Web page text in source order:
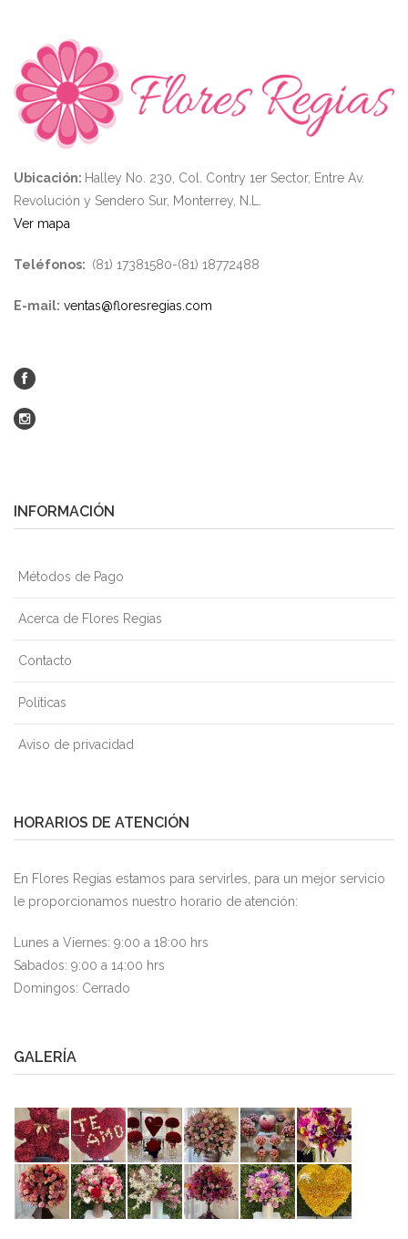
Ubicación: Halley No. 230, Col. Contry 1er Sector, Entre Av.
Revolución y Sendero Sur, Monterrey, N.L.
Ver mapa
Teléfonos: (81) 17381580-(81) 18772488
E-mail: ventas@floresregias.com
INFORMACIÓN
Métodos de Pago
Acerca de Flores Regias
Contacto
Políticas
Aviso de privacidad
HORARIOS DE ATENCIÓN
En Flores Regias estamos para servirles, para un mejor servicio
le proporcionamos nuestro horario de atención:
Lunes a Viernes: 9:00 a 18:00 hrs
Sabados: 9:00 a 14:00 hrs
Domingos: Cerrado
GALERÍA